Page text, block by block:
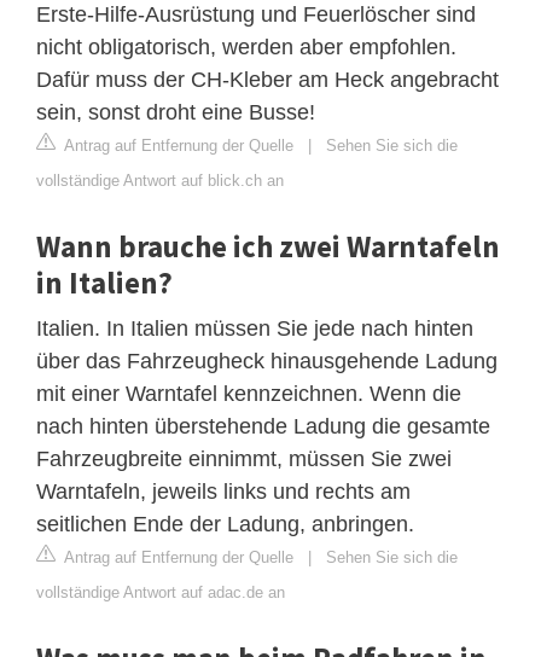
Erste-Hilfe-Ausrüstung und Feuerlöscher sind
nicht obligatorisch, werden aber empfohlen.
Dafür muss der CH-Kleber am Heck angebracht
sein, sonst droht eine Busse!
Antrag auf Entfernung der Quelle | Sehen Sie sich die
vollständige Antwort auf blick.ch an
Wann brauche ich zwei Warntafeln
in Italien?
Italien. In Italien müssen Sie jede nach hinten
über das Fahrzeugheck hinausgehende Ladung
mit einer Warntafel kennzeichnen. Wenn die
nach hinten überstehende Ladung die gesamte
Fahrzeugbreite einnimmt, müssen Sie zwei
Warntafeln, jeweils links und rechts am
seitlichen Ende der Ladung, anbringen.
Antrag auf Entfernung der Quelle | Sehen Sie sich die
vollständige Antwort auf adac.de an